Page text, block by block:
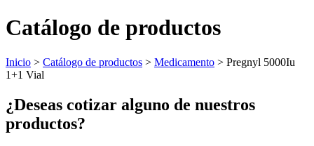
Catálogo de productos
Inicio > Catálogo de productos > Medicamento > Pregnyl 5000Iu
1+1 Vial
¿Deseas cotizar alguno de nuestros
productos?